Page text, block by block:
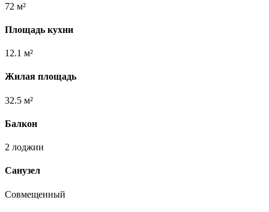
72 м²
Площадь кухни
12.1 м²
Жилая площадь
32.5 м²
Балкон
2 лоджии
Санузел
Совмещенный